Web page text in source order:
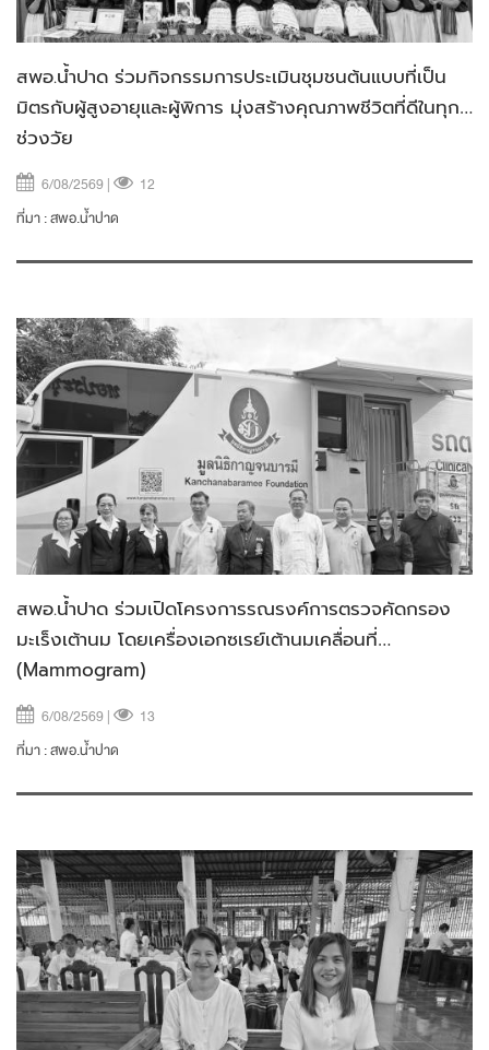
สพอ.น้ำปาด ร่วมกิจกรรมการประเมินชุมชนต้นแบบที่เป็น
มิตรกับผู้สูงอายุและผู้พิการ มุ่งสร้างคุณภาพชีวิตที่ดีในทุก
ช่วงวัย
6/08/2569 |
12
ที่มา :สพอ.น้ำปาด
สพอ.น้ำปาด ร่วมเปิดโครงการรณรงค์การตรวจคัดกรอง
มะเร็งเต้านม โดยเครื่องเอกซเรย์เต้านมเคลื่อนที่
(Mammogram)
6/08/2569 |
13
ที่มา :สพอ.น้ำปาด